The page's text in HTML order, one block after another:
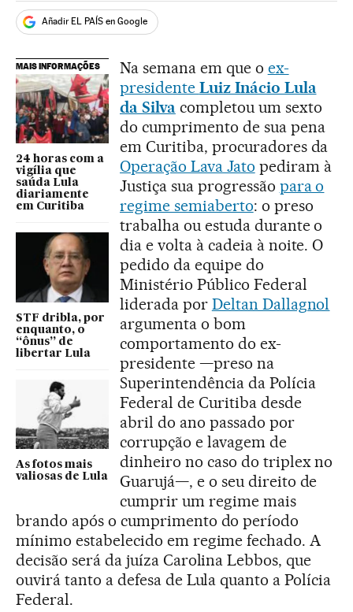
Añadir EL PAÍS en Google
MAIS INFORMAÇÕES
24 horas com a
vigília que
saúda Lula
diariamente
em Curitiba
STF dribla, por
enquanto, o
“ônus” de
libertar Lula
As fotos mais
valiosas de Lula
Na semana em que o ex-
presidente Luiz Inácio Lula
da Silva completou um sexto
do cumprimento de sua pena
em Curitiba, procuradores da
Operação Lava Jato pediram à
Justiça sua progressão para o
regime semiaberto: o preso
trabalha ou estuda durante o
dia e volta à cadeia à noite. O
pedido da equipe do
Ministério Público Federal
liderada por Deltan Dallagnol
argumenta o bom
comportamento do ex-
presidente —preso na
Superintendência da Polícia
Federal de Curitiba desde
abril do ano passado por
corrupção e lavagem de
dinheiro no caso do triplex no
Guarujá—, e o seu direito de
cumprir um regime mais
brando após o cumprimento do período
mínimo estabelecido em regime fechado. A
decisão será da juíza Carolina Lebbos, que
ouvirá tanto a defesa de Lula quanto a Polícia
Federal.